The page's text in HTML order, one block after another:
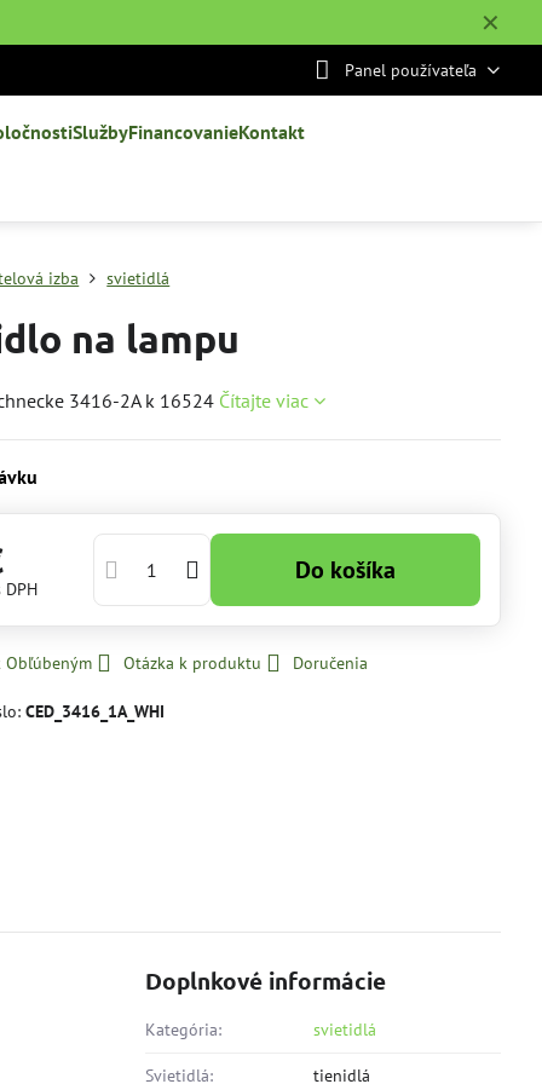
✕
Panel používateľa
SlužbyFinancovanieKontakt
izba svietidlá
na lampu
3416-2A k 16524 Čítajte viac
DPH
Do košíka
Obľúbeným Otázka k produktu Doručenia
CED_3416_1A_WHI
Doplnkové informácie
Kategória: svietidlá
Svietidlá: tienidlá